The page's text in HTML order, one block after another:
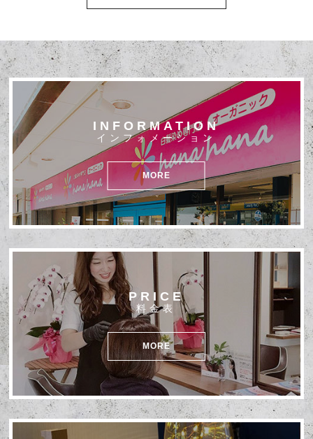
INFORMATION
インフォメーション
MORE
PRICE
料金表
MORE